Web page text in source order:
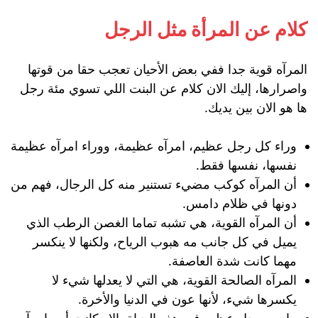
كلام عن المرأة مثل الرجل
المرآه قوية جدا ففي بعض الأحيان تعجب حقا من قوتها
واصرارها، إليك الان كلام عن البنت اللي تسوي مئة رجل
ها هو الان بين يديك.
وراء كل رجل عظيم، امرآه عظيمة، ووراء امرآه عظيمة
نفسها، نفسها فقط.
أن المرآه كوكب مضيء تستنير منه كل الرجال، فهم من
دونها في ظلام دامس.
أن المرآه القوية، هي تشبه تماما الغصن الرطب الذي
يميل في كل جانب مه هبوب الرياح، ولكنها لا ينكسر
مهما كانت شدة العاصفة.
المرآه الصالحة القوية، هي التي لا يعدلها شيء لا
يكسرها شيء، لأنها عون في الدنيا والأخرة.